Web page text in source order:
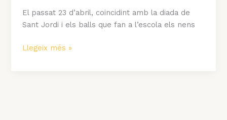
El passat 23 d’abril, coincidint amb la diada de
Sant Jordi i els balls que fan a l’escola els nens
Llegeix més »